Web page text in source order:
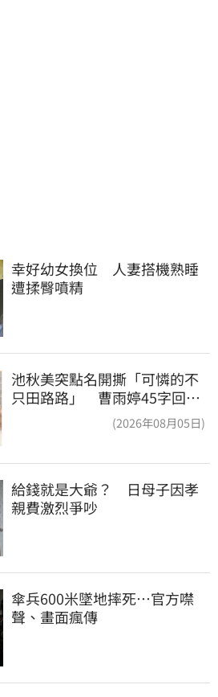
幸好幼女換位　人妻搭機熟睡
遭揉臀噴精
池秋美突點名開撕「可憐的不
只田路路」 曹雨婷45字回應
(2026年08月05日)
給錢就是大爺？　日母子因孝
親費激烈爭吵
傘兵600米墜地摔死…官方噤
聲、畫面瘋傳